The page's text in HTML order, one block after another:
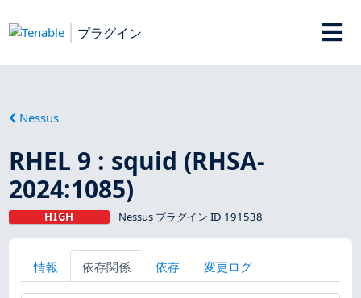
プラグイン
Nessus
RHEL 9 : squid (RHSA-
2024:1085)
HIGH Nessus プラグイン ID 191538
情報 依存関係 依存 変更ログ